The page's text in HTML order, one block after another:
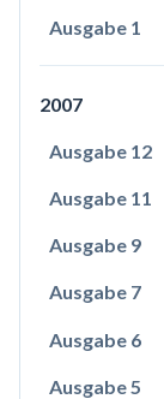
Ausgabe 1
2007
Ausgabe 12
Ausgabe 11
Ausgabe 9
Ausgabe 7
Ausgabe 6
Ausgabe 5